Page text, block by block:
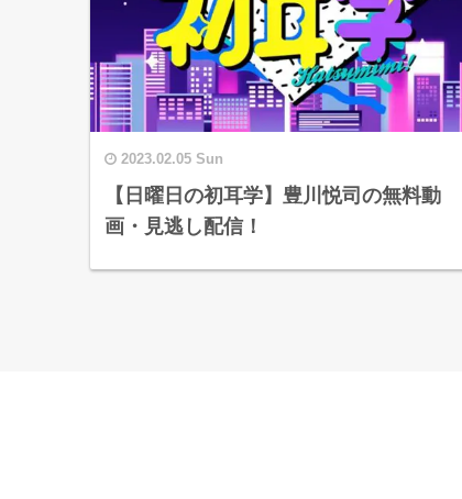
2023.02.05 Sun
【日曜日の初耳学】豊川悦司の無料動
画・見逃し配信！